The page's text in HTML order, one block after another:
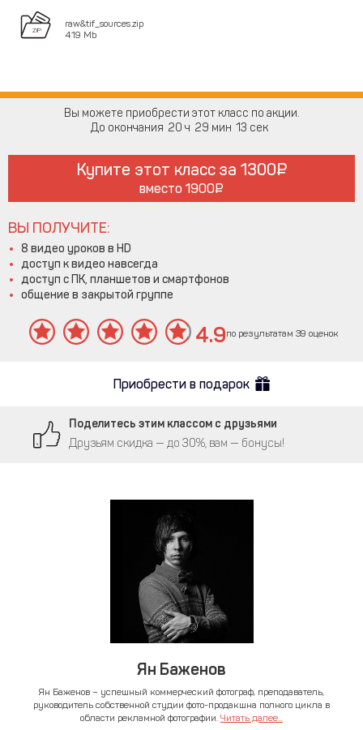
raw&tif_sources.zip
419 Mb
Вы можете приобрести этот класс по акции.
До окончания 20 29 13
Купите этот класс за 1300
вместо 1900
ВЫ ПОЛУЧИТЕ:
8 видео уроков в HD
доступ к видео навсегда
доступ с ПК, планшетов и смартфонов
общение в закрытой группе
4.9по результатам 39 оценок
Приобрести в подарок
Поделитесь этим классом с друзьями
Друзьям скидка — до 30%, вам — бонусы!
Ян Баженов
Ян Баженов – успешный коммерческий фотограф, преподаватель,
руководитель собственной студии фото-продакшна полного цикла в
области рекламной фотографии. Читать далее...